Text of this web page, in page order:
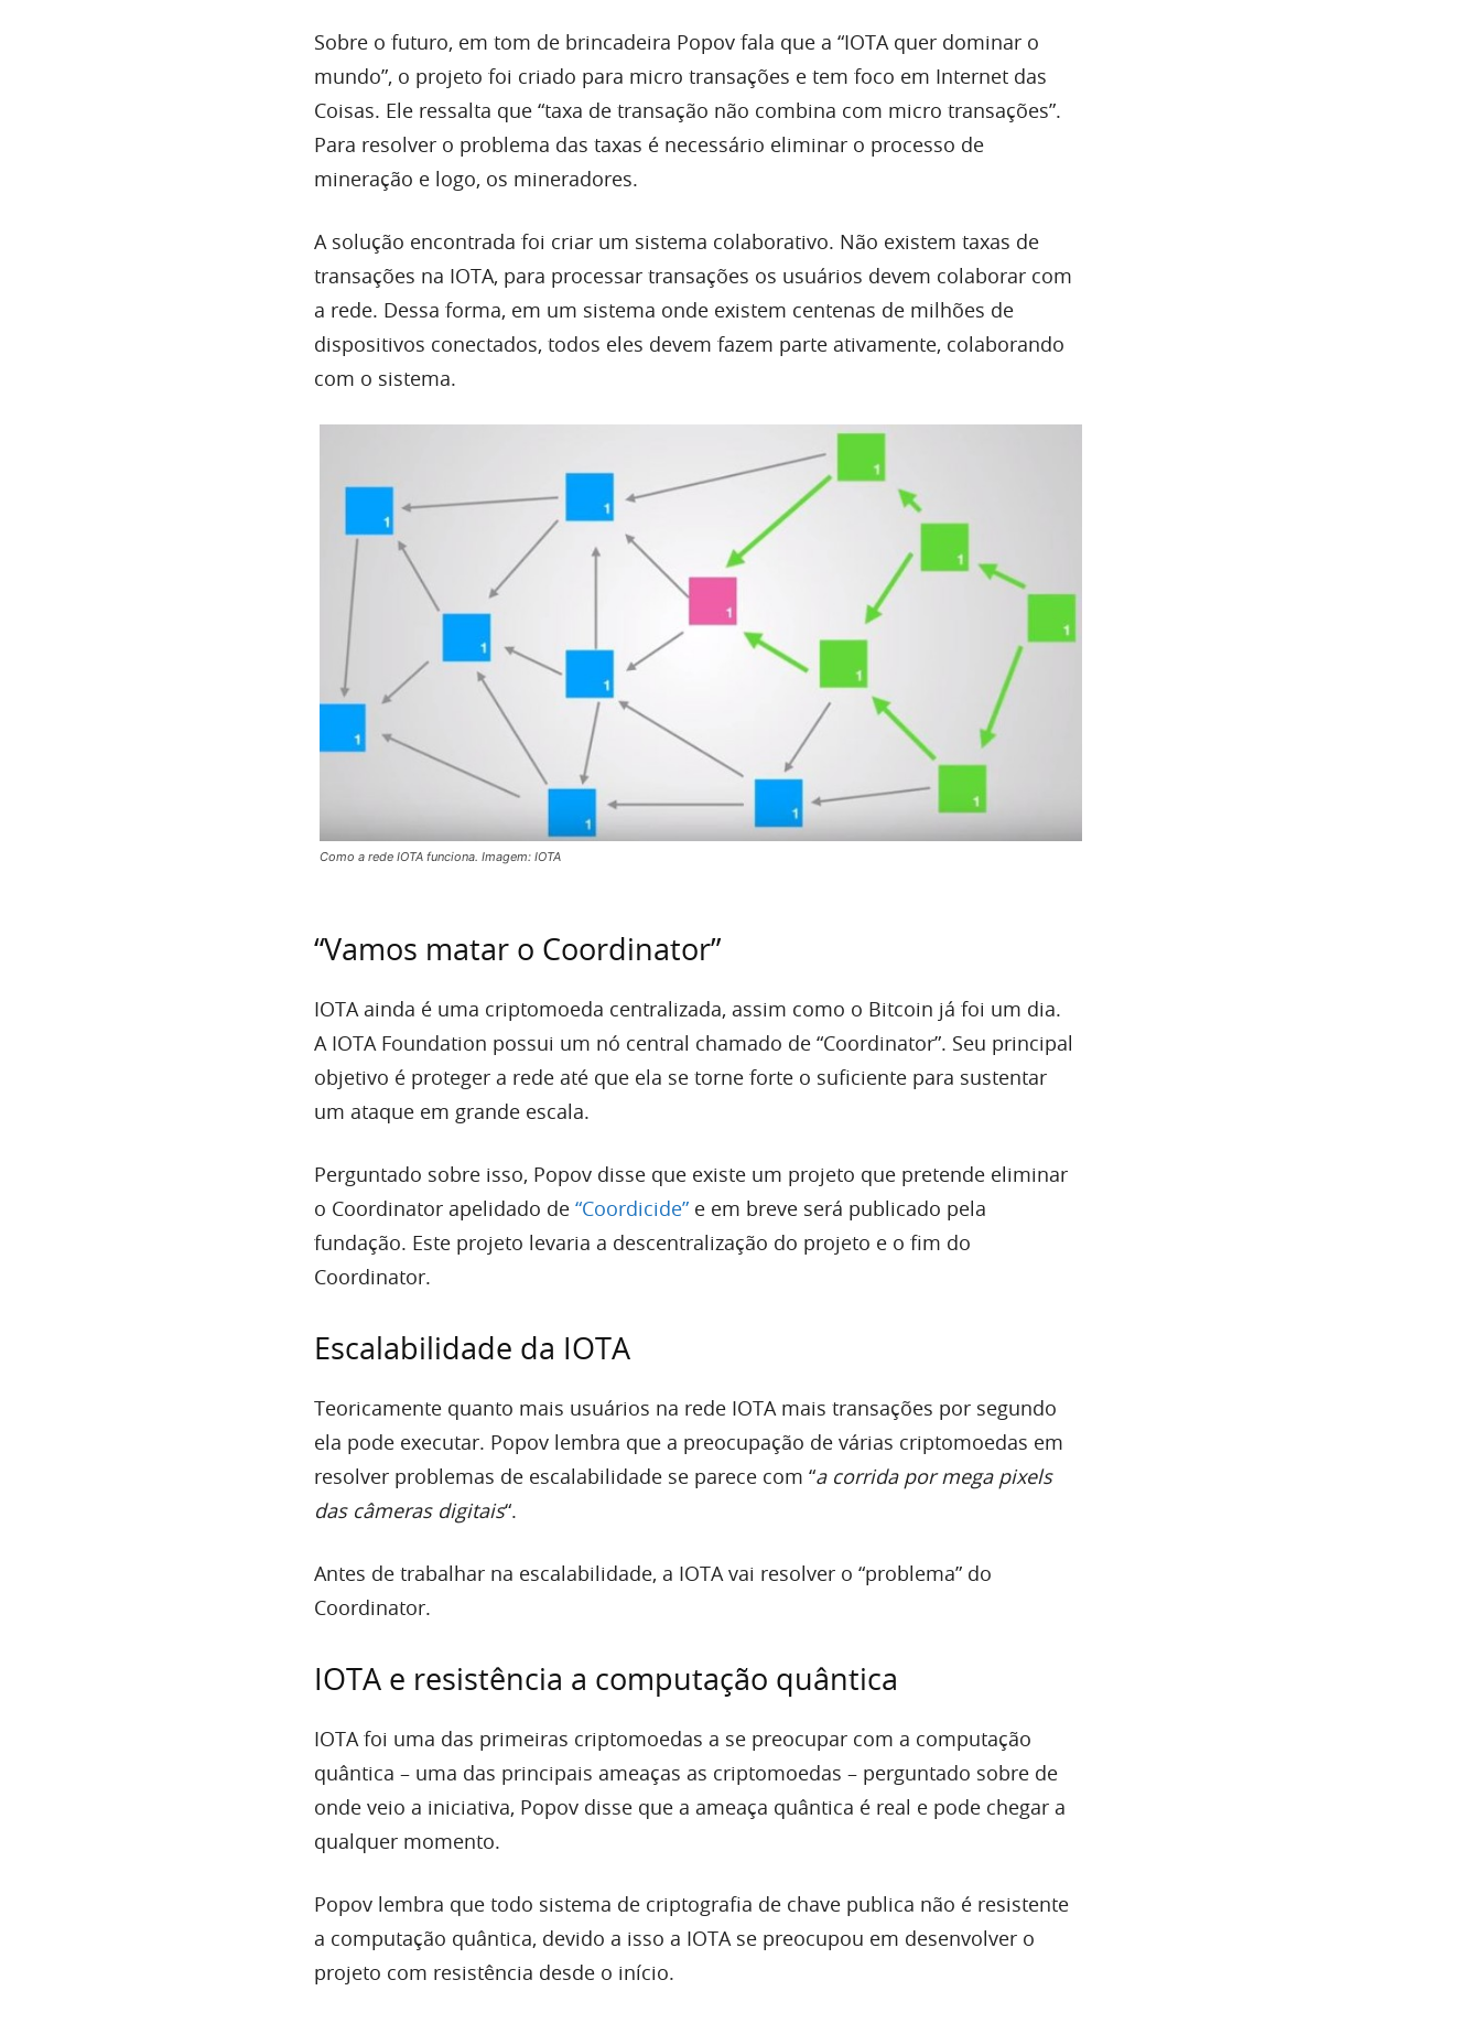
Sobre o futuro, em tom de brincadeira Popov fala que a “IOTA quer dominar o
mundo”, o projeto foi criado para micro transações e tem foco em Internet das
Coisas. Ele ressalta que “taxa de transação não combina com micro transações”.
Para resolver o problema das taxas é necessário eliminar o processo de
mineração e logo, os mineradores.
A solução encontrada foi criar um sistema colaborativo. Não existem taxas de
transações na IOTA, para processar transações os usuários devem colaborar com
a rede. Dessa forma, em um sistema onde existem centenas de milhões de
dispositivos conectados, todos eles devem fazem parte ativamente, colaborando
com o sistema.
Como a rede IOTA funciona. Imagem: IOTA
“Vamos matar o Coordinator”
IOTA ainda é uma criptomoeda centralizada, assim como o Bitcoin já foi um dia.
A IOTA Foundation possui um nó central chamado de “Coordinator”. Seu principal
objetivo é proteger a rede até que ela se torne forte o suficiente para sustentar
um ataque em grande escala.
Perguntado sobre isso, Popov disse que existe um projeto que pretende eliminar
o Coordinator apelidado de “Coordicide” e em breve será publicado pela
fundação. Este projeto levaria a descentralização do projeto e o fim do
Coordinator.
Escalabilidade da IOTA
Teoricamente quanto mais usuários na rede IOTA mais transações por segundo
ela pode executar. Popov lembra que a preocupação de várias criptomoedas em
resolver problemas de escalabilidade se parece com “a corrida por mega pixels
das câmeras digitais“.
Antes de trabalhar na escalabilidade, a IOTA vai resolver o “problema” do
Coordinator.
IOTA e resistência a computação quântica
IOTA foi uma das primeiras criptomoedas a se preocupar com a computação
quântica – uma das principais ameaças as criptomoedas – perguntado sobre de
onde veio a iniciativa, Popov disse que a ameaça quântica é real e pode chegar a
qualquer momento.
Popov lembra que todo sistema de criptografia de chave publica não é resistente
a computação quântica, devido a isso a IOTA se preocupou em desenvolver o
projeto com resistência desde o início.